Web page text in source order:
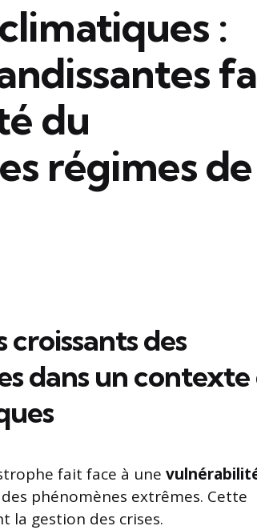
:
du
régimes de
des
dans un contexte
fait face à une
phénomènes extrêmes. Cette
gestion des crises.